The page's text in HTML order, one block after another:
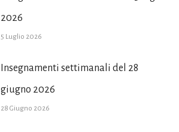
2026
5 Luglio 2026
Insegnamenti settimanali del 28
giugno 2026
28 Giugno 2026